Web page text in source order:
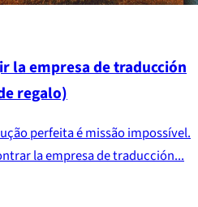
la empresa de traducción
regalo)
perfeita é missão impossível.
la empresa de traducción...